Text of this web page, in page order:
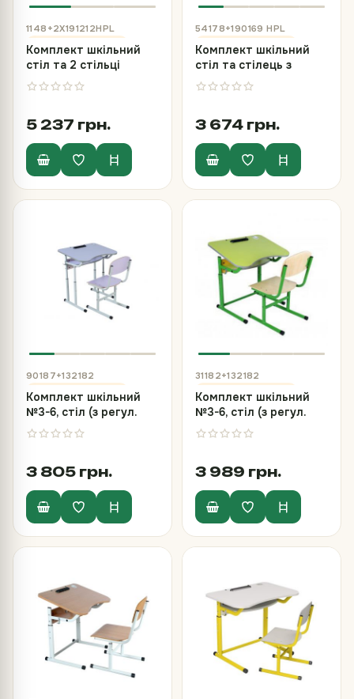
1148+2Х191212HPL
Комплект шкільний
стіл та 2 стільці
полозкові з HPL (на
круглій трубі, №6)
5 237 грн.
54178+190169 HPL
Комплект шкільний
стіл та стілець з
покриттям HPL, №4-7
3 674 грн.
90187+132182
Комплект шкільний
№3-6, стіл (з регул.
кута нахилу стільниці)
та стілець
3 805 грн.
31182+132182
Комплект шкільний
№3-6, стіл (з регул.
кута нахилу) та
стілець
3 989 грн.